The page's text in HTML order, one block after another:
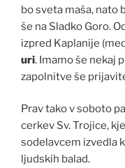
bo sveta maša, nato
še na Sladko Goro.
izpred Kaplanije
uri. Imamo še nekaj
zapolnitve še
Prav tako v soboto
cerkev Sv. Trojice,
sodelavcem izvedla
ljudskih balad.